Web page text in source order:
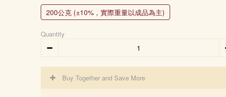
200公克 (±10%，實際重量以成品為主)
Quantity
Buy Together and Save More